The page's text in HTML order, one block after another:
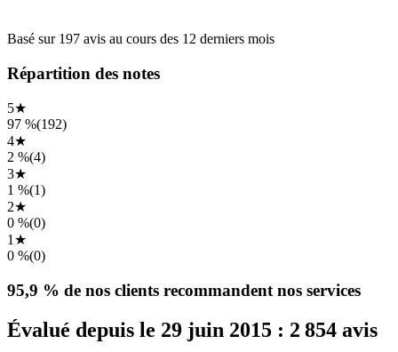
Basé sur 197 avis au cours des 12 derniers mois
Répartition des notes
5★
97 %(192)
4★
2 %(4)
3★
1 %(1)
2★
0 %(0)
1 ★
0 %(0)
95,9 % de nos clients recommandent nos services
Évalué depuis le 29 juin 2015 : 2 854 avis